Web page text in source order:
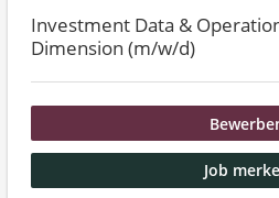
Investment Data &
Dimension (m/w/d)
Job